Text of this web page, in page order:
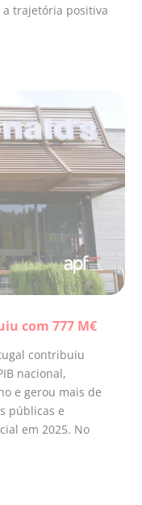
trajetória positiva
com 777 M€
contribuiu
nacional,
e gerou mais de
públicas e
em 2025. No